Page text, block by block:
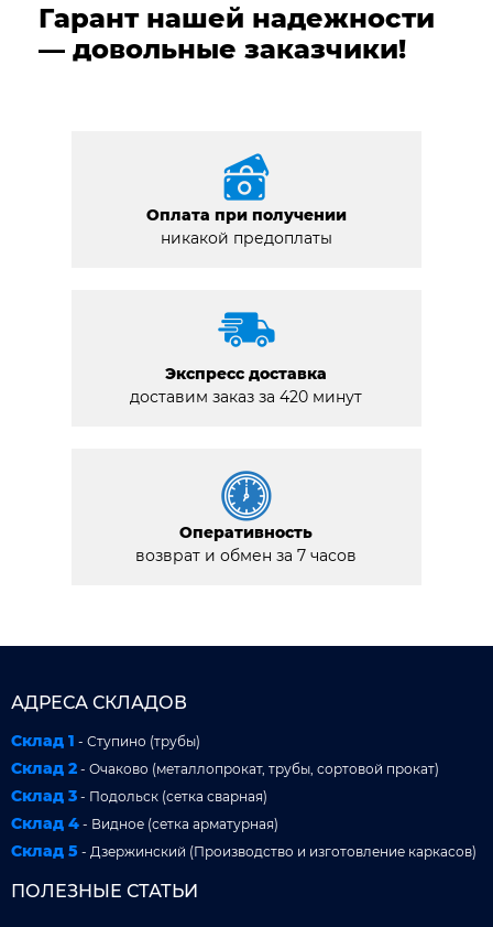
Гарант нашей надежности
— довольные заказчики!
Оплата при получении
никакой предоплаты
Экспресс доставка
доставим заказ за 420 минут
Оперативность
возврат и обмен за 7 часов
АДРЕСА СКЛАДОВ
Склад 1 - Ступино (трубы)
Склад 2 - Очаково (металлопрокат, трубы, сортовой прокат)
Склад 3 - Подольск (сетка сварная)
Склад 4 - Видное (сетка арматурная)
Склад 5 - Дзержинский (Производство и изготовление каркасов)
ПОЛЕЗНЫЕ СТАТЬИ